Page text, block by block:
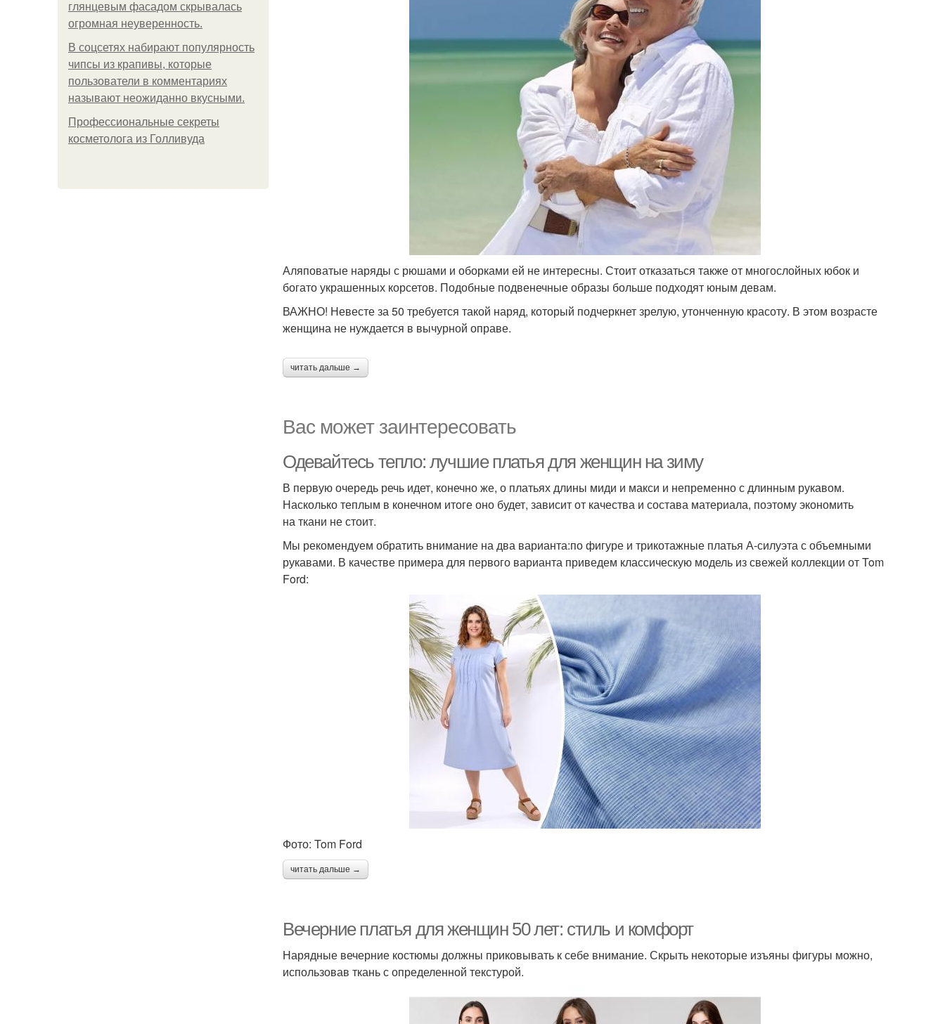
глянцевым фасадом скрывалась
огромная неуверенность.
В соцсетях набирают популярность
чипсы из крапивы, которые
пользователи в комментариях
называют неожиданно вкусными.
Профессиональные секреты
косметолога из Голливуда
Аляповатые наряды с рюшами и оборками ей не интересны. Стоит отказаться также от многослойных юбок и
богато украшенных корсетов. Подобные подвенечные образы больше подходят юным девам.
ВАЖНО! Невесте за 50 требуется такой наряд, который подчеркнет зрелую, утонченную красоту. В этом возрасте
женщина не нуждается в вычурной оправе.
читать дальше →
Вас может заинтересовать
Одевайтесь тепло: лучшие платья для женщин на зиму
В первую очередь речь идет, конечно же, о платьях длины миди и макси и непременно с длинным рукавом.
Насколько теплым в конечном итоге оно будет, зависит от качества и состава материала, поэтому экономить
на ткани не стоит.
Мы рекомендуем обратить внимание на два варианта:по фигуре и трикотажные платья А-силуэта с объемными
рукавами. В качестве примера для первого варианта приведем классическую модель из свежей коллекции от Tom
Ford:
Фото: Tom Ford
читать дальше →
Вечерние платья для женщин 50 лет: стиль и комфорт
Нарядные вечерние костюмы должны приковывать к себе внимание. Скрыть некоторые изъяны фигуры можно,
использовав ткань с определенной текстурой.